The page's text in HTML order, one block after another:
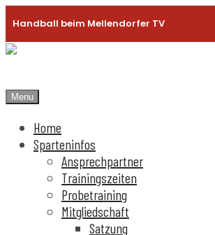
Handball beim Mellendorfer TV
Menu
Home
Sparteninfos
Ansprechpartner
Trainingszeiten
Probetraining
Mitgliedschaft
Satzung